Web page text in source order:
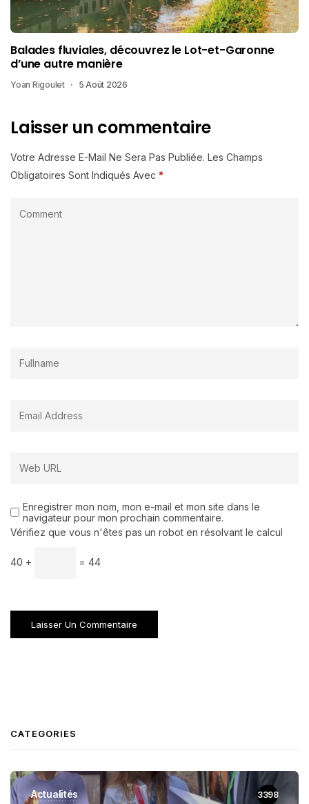
Balades fluviales, découvrez le Lot-et-Garonne
d’une autre manière
Yoan Rigoulet 5 Août 2026
Laisser un commentaire
Votre Adresse E-Mail Ne Sera Pas Publiée. Les Champs
Obligatoires Sont Indiqués Avec *
Enregistrer mon nom, mon e-mail et mon site dans le
navigateur pour mon prochain commentaire.
Vérifiez que vous n'êtes pas un robot en résolvant le calcul
40 + = 44
CATEGORIES
Actualités 3398